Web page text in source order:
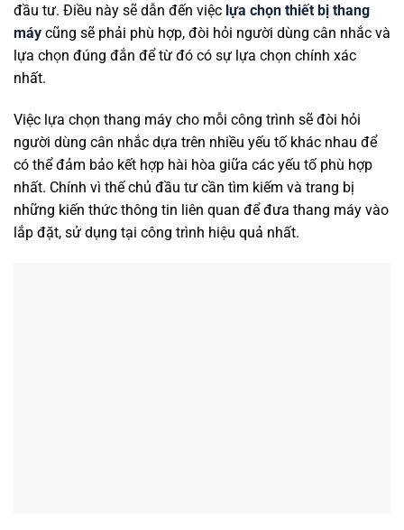
đầu tư. Điều này sẽ dẫn đến việc lựa chọn thiết bị thang
máy cũng sẽ phải phù hợp, đòi hỏi người dùng cân nhắc và
lựa chọn đúng đắn để từ đó có sự lựa chọn chính xác
nhất.
Việc lựa chọn thang máy cho mỗi công trình sẽ đòi hỏi
người dùng cân nhắc dựa trên nhiều yếu tố khác nhau để
có thể đảm bảo kết hợp hài hòa giữa các yếu tố phù hợp
nhất. Chính vì thế chủ đầu tư cần tìm kiếm và trang bị
những kiến thức thông tin liên quan để đưa thang máy vào
lắp đặt, sử dụng tại công trình hiệu quả nhất.